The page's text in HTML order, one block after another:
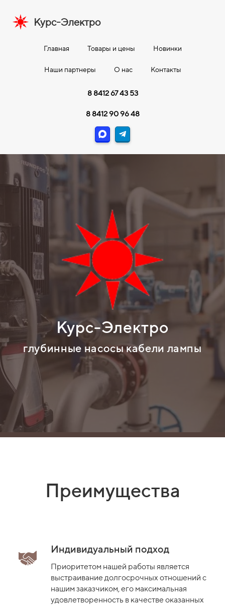
Курс-Электро
Главная Товары и цены Новинки
Наши партнеры О нас Контакты
8 8412 67 43 53
8 8412 90 96 48
Курс-Электро
глубинные насосы кабели лампы
Преимущества
Индивидуальный подход
Приоритетом нашей работы является
выстраивание долгосрочных отношений с
нашим заказчиком, его максимальная
удовлетворенность в качестве оказанных